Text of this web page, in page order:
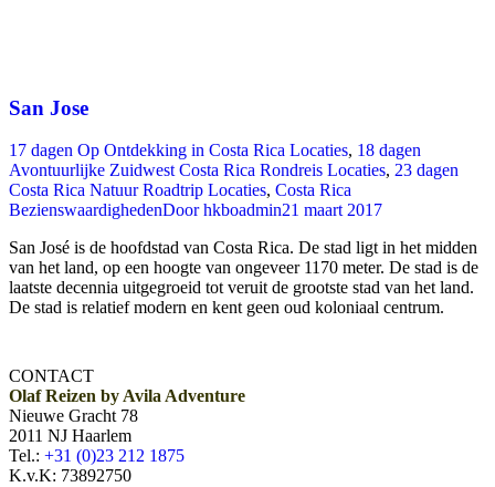
San Jose
17 dagen Op Ontdekking in Costa Rica Locaties, 18 dagen
Avontuurlijke Zuidwest Costa Rica Rondreis Locaties, 23 dagen
Costa Rica Natuur Roadtrip Locaties, Costa Rica
BezienswaardighedenDoorhkboadmin21 maart 2017
San José is de hoofdstad van Costa Rica. De stad ligt in het midden
van het land, op een hoogte van ongeveer 1170 meter. De stad is de
laatste decennia uitgegroeid tot veruit de grootste stad van het land.
De stad is relatief modern en kent geen oud koloniaal centrum.
CONTACT
Olaf Reizen by Avila Adventure
Nieuwe Gracht 78
2011 NJ Haarlem
Tel.: +31 (0)23 212 1875
K.v.K: 73892750